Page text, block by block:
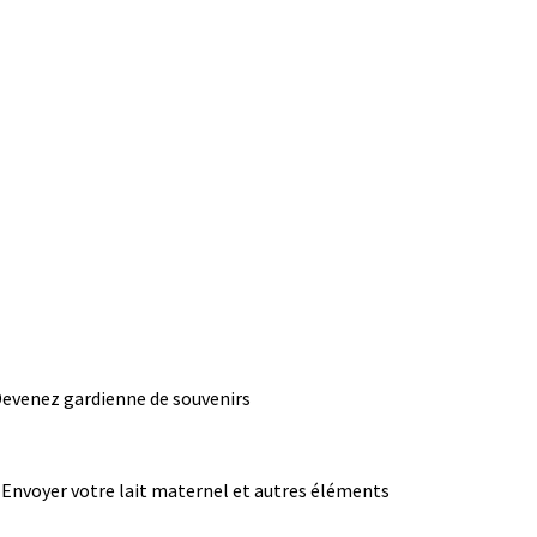
gardienne de souvenirs
Envoyer votre lait maternel et autres éléments